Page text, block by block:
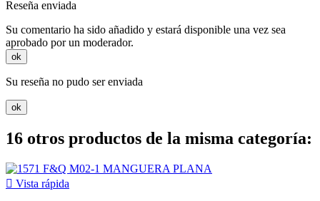
Reseña enviada
Su comentario ha sido añadido y estará disponible una vez sea
aprobado por un moderador.
ok
Su reseña no pudo ser enviada
ok
16 otros productos de la misma categoría:
 Vista rápida